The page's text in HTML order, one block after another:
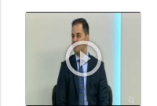
play_circle_outline